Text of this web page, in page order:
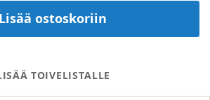
Lisää ostoskoriin
TOIVELISTALLE